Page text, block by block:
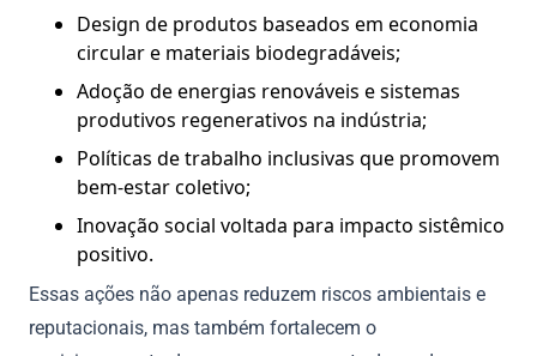
Design de produtos baseados em economia
circular e materiais biodegradáveis;
Adoção de energias renováveis e sistemas
produtivos regenerativos na indústria;
Políticas de trabalho inclusivas que promovem
bem-estar coletivo;
Inovação social voltada para impacto sistêmico
positivo.
Essas ações não apenas reduzem riscos ambientais e
reputacionais, mas também fortalecem o